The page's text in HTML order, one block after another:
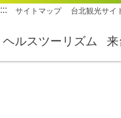
::: サイトマップ 台北観光サイ
ヘルスツーリズム